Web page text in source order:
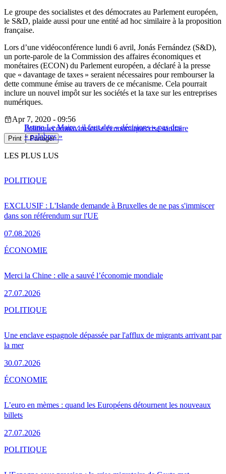
Le groupe des socialistes et des démocrates au Parlement européen,
le S&D, plaide aussi pour une entité ad hoc similaire à la proposition
française.
Lors d’une vidéoconférence lundi 6 avril, Jonás Fernández (S&D),
un porte-parole de la Commission des affaires économiques et
monétaires (ECON) du Parlement européen, a déclaré à la presse
que « davantage de taxes » seraient nécessaires pour rembourser la
dette commune émise au travers de ce mécanisme. Cela pourrait
inclure un nouvel impôt sur les sociétés et la taxe sur les entreprises
numériques.
Bruno Le Maire : il faut des « décisions » pas des
« palabres »
Apr 7, 2020 - 09:56
Politiquecoronaviruscrise économiquecrise sanitaire
Print Partager
LES PLUS LUS
EXCLUSIF : L'Islande demande à Bruxelles de ne pas s'immiscer
dans son référendum sur l'UE
07.08.2026
POLITIQUE
Merci la Chine : elle a sauvé l’économie mondiale
27.07.2026
ÉCONOMIE
Une enclave espagnole dépassée par l'afflux de migrants arrivant par
la mer
30.07.2026
POLITIQUE
L’euro en mèmes : quand les Européens détournent les nouveaux
billets
27.07.2026
ÉCONOMIE
POLITIQUE